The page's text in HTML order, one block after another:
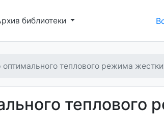
библиотеки
теплового режима
теплового